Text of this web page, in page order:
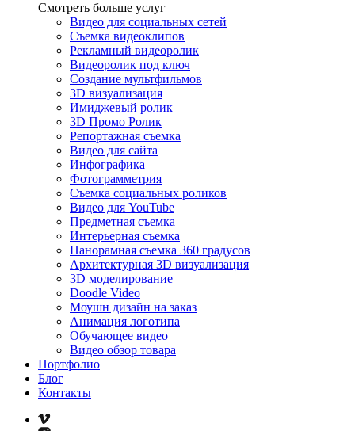
Смотреть больше услуг
Видео для социальных сетей
Съемка видеоклипов
Рекламный видеоролик
Видеоролик под ключ
Создание мультфильмов
3D визуализация
Имиджевый ролик
3D Промо Ролик
Репортажная съемка
Видео для сайта
Инфографика
Фотограмметрия
Съемка социальных роликов
Видео для YouTube
Предметная съемка
Интерьерная съемка
Панорамная съемка 360 градусов
Архитектурная 3D визуализация
3D моделирование
Doodle Video
Моушн дизайн на заказ
Анимация логотипа
Обучающее видео
Видео обзор товара
Портфолио
Блог
Контакты